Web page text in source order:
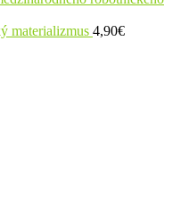
materializmus 4,90€